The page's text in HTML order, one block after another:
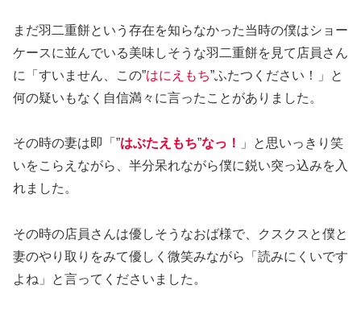
まだ羽二重餅という存在を知らなかった当時の僕はショー
ケースに並んでいる美味しそうな羽二重餅を見て店員さん
に「すいません、この”はにえもち”ふたつください！」と
何の疑いもなく自信満々に言ったことがありました。
その時の妻は即「”はぶたえもち”なっ！
」と思いっきり笑
いをこらえながら、半分呆れながら僕に鋭い突っ込みを入
れました。
その時の店員さんは優しそうなおば様で、クスクスと僕と
妻のやり取りをみて優しく微笑みながら「読みにくいです
よね」と言ってくださいました。